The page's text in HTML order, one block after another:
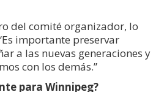
del comité organizador, lo
importante preservar
a las nuevas generaciones y
con los demás.”
para Winnipeg?